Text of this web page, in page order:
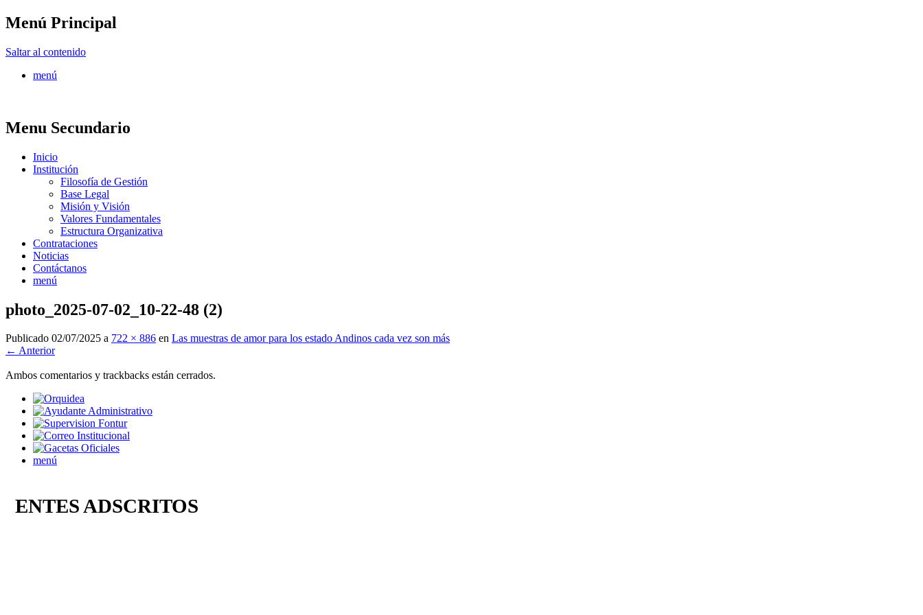
Menú Principal
Saltar al contenido
menú
Menu Secundario
Inicio
Institución
Filosofía de Gestión
Base Legal
Misión y Visión
Valores Fundamentales
Estructura Organizativa
Contrataciones
Noticias
Contáctanos
menú
photo_2025-07-02_10-22-48 (2)
Publicado 02/07/2025 a 722 × 886 en Las muestras de amor para los estado Andinos cada vez son más
← Anterior
Ambos comentarios y trackbacks están cerrados.
menú
ENTES ADSCRITOS